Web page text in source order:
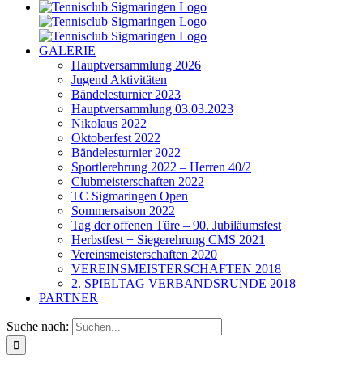
GALERIE
Hauptversammlung 2026
Jugend Aktivitäten
Bändelesturnier 2023
Hauptversammlung 03.03.2023
Nikolaus 2022
Oktoberfest 2022
Bändelesturnier 2022
Sportlerehrung 2022 – Herren 40/2
Clubmeisterschaften 2022
TC Sigmaringen Open
Sommersaison 2022
Tag der offenen Türe – 90. Jubiläumsfest
Herbstfest + Siegerehrung CMS 2021
Vereinsmeisterschaften 2020
VEREINSMEISTERSCHAFTEN 2018
2. SPIELTAG VERBANDSRUNDE 2018
PARTNER
Suche nach: